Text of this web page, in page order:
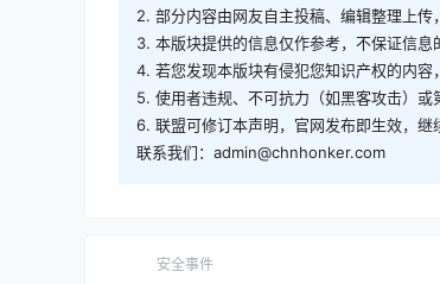
2. 部分内容由网友自主投稿、编辑整理上传
3. 本版块提供的信息仅作参考，不保证信息
4. 若您发现本版块有侵犯您知识产权的内容
5. 使用者违规、不可抗力（如黑客攻击）或
6. 联盟可修订本声明，官网发布即生效，继
联系我们：admin@chnhonker.com
安全事件